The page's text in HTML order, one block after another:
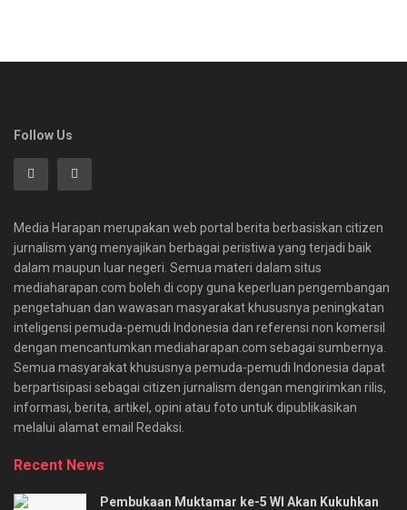
Follow Us
Media Harapan merupakan web portal berita berbasiskan citizen
jurnalism yang menyajikan berbagai peristiwa yang terjadi baik
dalam maupun luar negeri. Semua materi dalam situs
mediaharapan.com boleh di copy guna keperluan pengembangan
pengetahuan dan wawasan masyarakat khususnya peningkatan
inteligensi pemuda-pemudi Indonesia dan referensi non komersil
dengan mencantumkan mediaharapan.com sebagai sumbernya.
Semua masyarakat khususnya pemuda-pemudi Indonesia dapat
berpartisipasi sebagai citizen jurnalism dengan mengirimkan rilis,
informasi, berita, artikel, opini atau foto untuk dipublikasikan
melalui alamat email Redaksi.
Recent News
Pembukaan Muktamar ke-5 WI Akan Kukuhkan